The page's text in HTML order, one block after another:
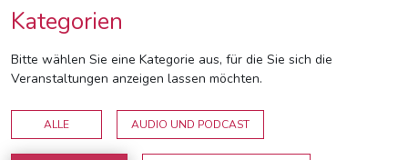
Kategorien
Bitte wählen Sie eine Kategorie aus, für die Sie sich die
Veranstaltungen anzeigen lassen möchten.
ALLE AUDIO UND PODCAST